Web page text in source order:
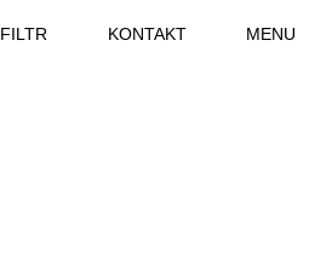
FILTR KONTAKT MENU